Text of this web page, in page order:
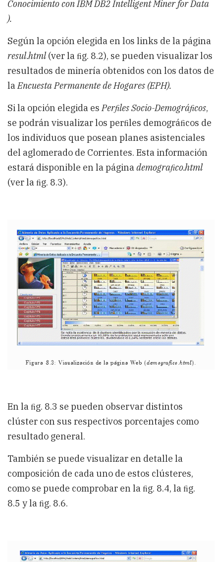
Conocimiento con IBM DB2 Intelligent Miner for Data
).
Según la opción elegida en los links de la página
resul.html(ver la ﬁg. 8.2), se pueden visualizar los
resultados de minería obtenidos con los datos de
laEncuesta Permanente de Hogares (EPH).
Si la opción elegida esPerﬁles Socio-Demográﬁcos,
se podrán visualizar los perﬁles demográﬁcos de
los individuos que posean planes asistenciales
del aglomerado de Corrientes. Esta información
estará disponible en la páginademograﬁco.html
(ver la ﬁg. 8.3).
En la ﬁg. 8.3 se pueden observar distintos
clúster con sus respectivos porcentajes como
resultado general.
También se puede visualizar en detalle la
composición de cada uno de estos clústeres,
como se puede comprobar en la ﬁg. 8.4, la ﬁg.
8.5 y la ﬁg. 8.6.